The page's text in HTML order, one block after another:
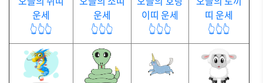
운세
👆👆👆
운세
👆👆👆
이띠 운세
👆👆👆
띠 운세
👆👆👆